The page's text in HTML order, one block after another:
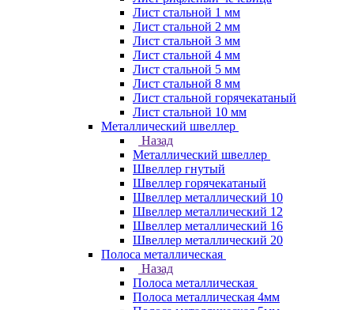
Лист стальной 1 мм
Лист стальной 2 мм
Лист стальной 3 мм
Лист стальной 4 мм
Лист стальной 5 мм
Лист стальной 8 мм
Лист стальной горячекатаный
Лист стальной 10 мм
Металлический швеллер
Назад
Металлический швеллер
Швеллер гнутый
Швеллер горячекатаный
Швеллер металлический 10
Швеллер металлический 12
Швеллер металлический 16
Швеллер металлический 20
Полоса металлическая
Назад
Полоса металлическая
Полоса металлическая 4мм